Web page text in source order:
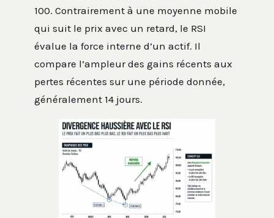
100. Contrairement à une moyenne mobile
qui suit le prix avec un retard, le RSI
évalue la force interne d’un actif. Il
compare l’ampleur des gains récents aux
pertes récentes sur une période donnée,
généralement 14 jours.